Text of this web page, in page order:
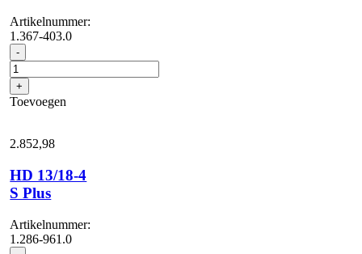
Artikelnummer:
1.367-403.0
- HD
13/18-
4
S
Classic
+
Toevoegen
2.852,98
HD 13/18-4
S Plus
Artikelnummer:
1.286-961.0